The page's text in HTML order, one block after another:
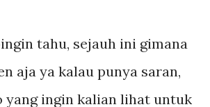
tahu, sejauh ini gimana
aja ya kalau punya saran,
yang ingin kalian lihat untuk